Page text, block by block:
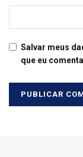
Salvar meus
que eu